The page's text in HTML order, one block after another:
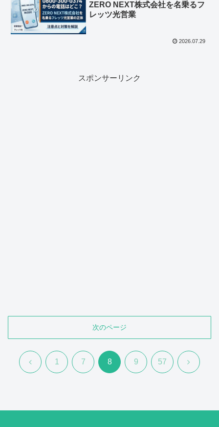
ZERO NEXT株式会社を名乗るフ
レッツ光営業
2026.07.29
スポンサーリンク
次のページ
前 1 7 8 9 57 次